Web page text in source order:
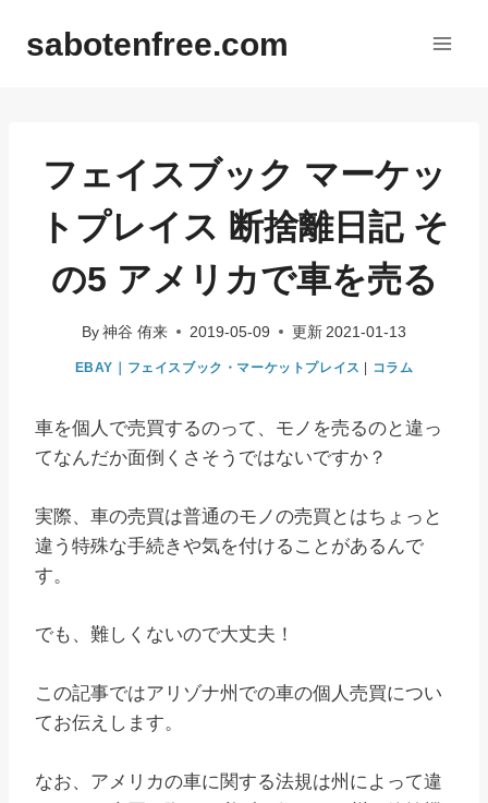
sabotenfree.com
フェイスブック マーケッ
トプレイス 断捨離日記 そ
の5 アメリカで車を売る
By 神谷 侑来 2019-05-09 更新 2021-01-13
EBAY｜フェイスブック・マーケットプレイス コラム
車を個人で売買するのって、モノを売るのと違っ
てなんだか面倒くさそうではないですか？
実際、車の売買は普通のモノの売買とはちょっと
違う特殊な手続きや気を付けることがあるんで
す。
でも、難しくないので大丈夫！
この記事ではアリゾナ州での車の個人売買につい
てお伝えします。
なお、アメリカの車に関する法規は州によって違